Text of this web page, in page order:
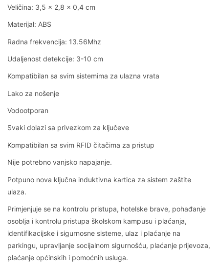
Veličina: 3,5 x 2,8 x 0,4 cm
Materijal: ABS
Radna frekvencija: 13.56Mhz
Udaljenost detekcije: 3-10 cm
Kompatibilan sa svim sistemima za ulazna vrata
Lako za nošenje
Vodootporan
Svaki dolazi sa privezkom za ključeve
Kompatibilan sa svim RFID čitačima za pristup
Nije potrebno vanjsko napajanje.
Potpuno nova ključna induktivna kartica za sistem zaštite
ulaza.
Primjenjuje se na kontrolu pristupa, hotelske brave, pohađanje
osoblja i kontrolu pristupa školskom kampusu i plaćanja,
identifikacijske i sigurnosne sisteme, ulaz i plaćanje na
parkingu, upravljanje socijalnom sigurnošću, plaćanje prijevoza,
plaćanje općinskih i pomoćnih usluga.